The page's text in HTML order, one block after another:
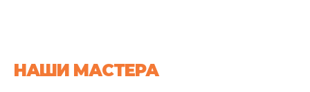
НАШИ МАСТЕРА